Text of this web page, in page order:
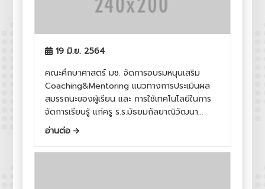
19 มิ.ย. 2564
คณะศึกษาศาสตร์ มช. จัดการอบรมหนุนเสริม
Coaching&Mentoring แนวทางการประเมินผล
สมรรถนะของผู้เรียน และ การใช้เทคโนโลยีในการ
จัดการเรียนรู้ แก่ครู ร.ร.มัธยมกัลยาณิวัฒนา
เฉลิมพระเกียรติ และ รร.แม่แตง
อ่านต่อ